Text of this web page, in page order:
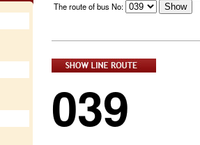
The route of bus No:
039